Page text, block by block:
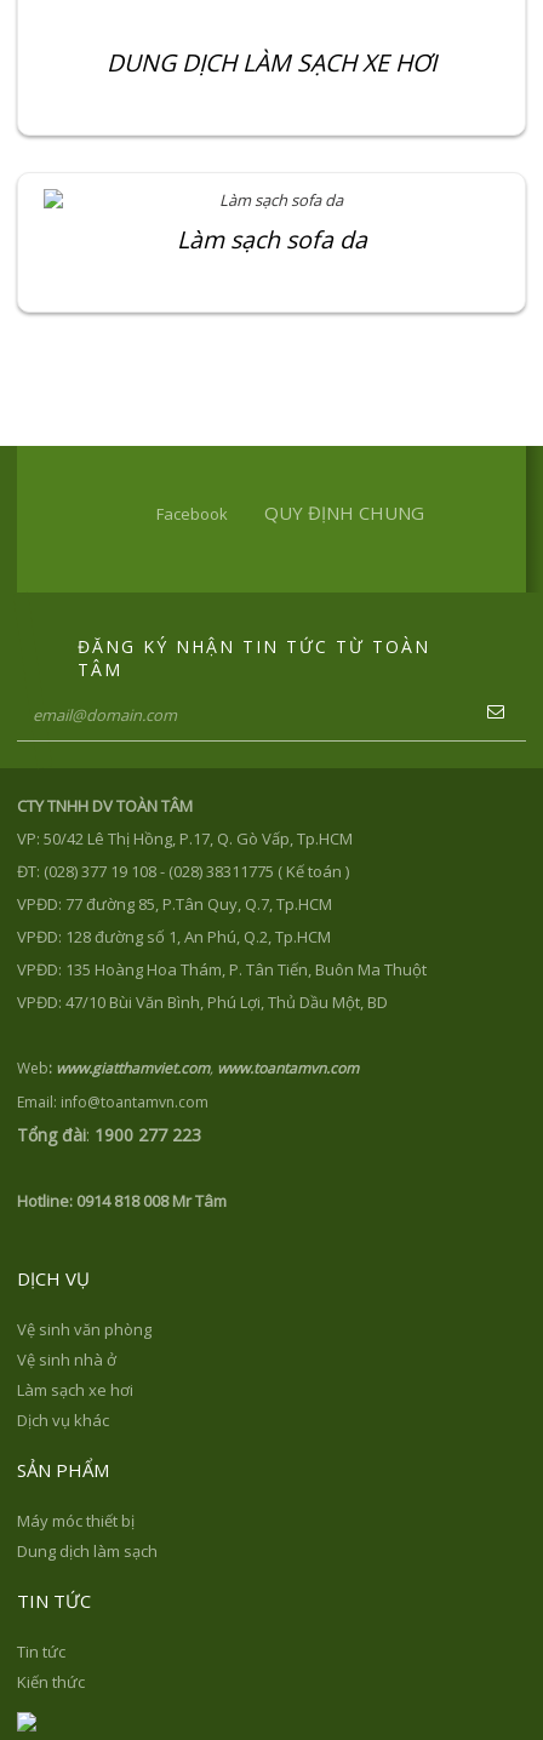
DUNG DỊCH LÀM SẠCH XE HƠI
Làm sạch sofa da
Facebook QUY ĐỊNH CHUNG
ĐĂNG KÝ NHẬN TIN TỨC TỪ TOÀN
TÂM
CTY TNHH DV TOÀN TÂM
VP: 50/42 Lê Thị Hồng, P.17, Q. Gò Vấp, Tp.HCM
ĐT: (028) 377 19 108 - (028) 38311775 ( Kế toán )
VPĐD: 77 đường 85, P.Tân Quy, Q.7, Tp.HCM
VPĐD: 128 đường số 1, An Phú, Q.2, Tp.HCM
VPĐD: 135 Hoàng Hoa Thám, P. Tân Tiến, Buôn Ma Thuột
VPĐD: 47/10 Bùi Văn Bình, Phú Lợi, Thủ Dầu Một, BD
Web: www.giatthamviet.com, www.toantamvn.com
Email: info@toantamvn.com
Tổng đài: 1900 277 223
Hotline: 0914 818 008 Mr Tâm
DỊCH VỤ
Vệ sinh văn phòng
Vệ sinh nhà ở
Làm sạch xe hơi
Dịch vụ khác
SẢN PHẨM
Máy móc thiết bị
Dung dịch làm sạch
TIN TỨC
Tin tức
Kiến thức